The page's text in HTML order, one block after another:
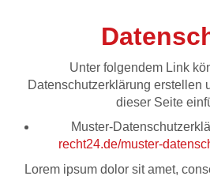
Unter folgendem Link
Datenschutzerklärung erstellen
dieser Seite
Muster-
recht24.de/muster-
Lorem ipsum dolor sit amet,